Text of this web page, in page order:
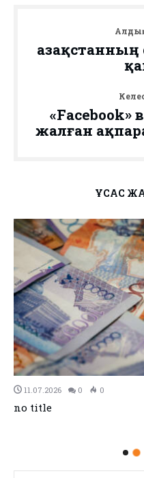
«Facebook»
жалған
ҰҚСАС
11.07.2026 0 0
no title